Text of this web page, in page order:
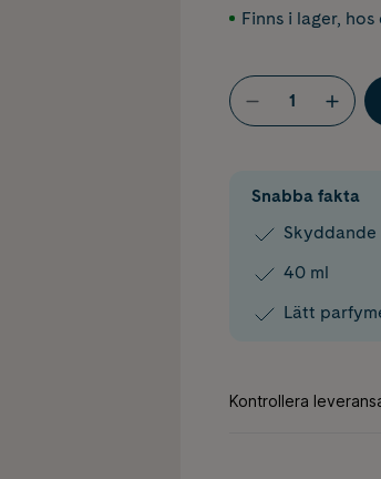
Finns i lager, hos
Snabba fakta
40 ml
Lätt